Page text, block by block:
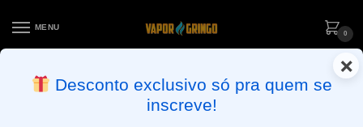
MENU
0
ENTREGA NO MESMO DIA EM SÃO PAULO (SEG A SEX): PEDIDOS
APROVADOS ATÉ 15:30 VIA MOTOBOY
×
Desconto exclusivo só pra quem se
inscreve!